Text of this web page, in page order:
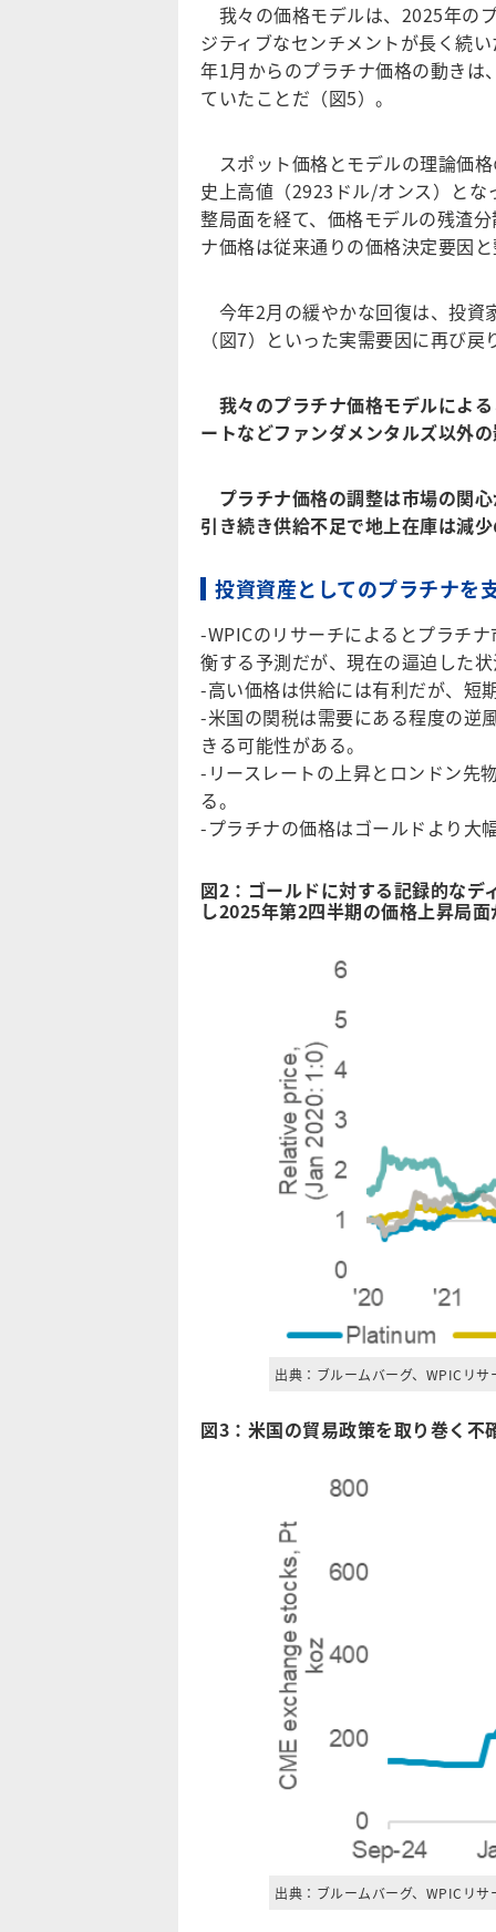
我々の価格モデルは、2025年の
ジティブなセンチメントが長く続
年1月からのプラチナ価格の動き
ていたことだ（図5）。
スポット価格とモデルの理論価
史上高値（2923ドル/オンス）と
整局面を経て、価格モデルの残渣
ナ価格は従来通りの価格決定要因
今年2月の緩やかな回復は、投資
（図7）といった実需要因に再び
我々のプラチナ価格モデルによ
ートなどファンダメンタルズ以外
プラチナ価格の調整は市場の関
引き続き供給不足で地上在庫は減
投資資産としてのプラチナを
-WPICのリサーチによるとプラチ
衡する予測だが、現在の逼迫した
-高い価格は供給には有利だが、短
-米国の関税は需要にある程度の逆
きる可能性がある。
-リースレートの上昇とロンドン先
る。
-プラチナの価格はゴールドより大
図2：ゴールドに対する記録的なデ
し2025年第2四半期の価格上昇局
出典：ブルームバーグ、WPICリサ
図3：米国の貿易政策を取り巻く
出典：ブルームバーグ、WPICリサ